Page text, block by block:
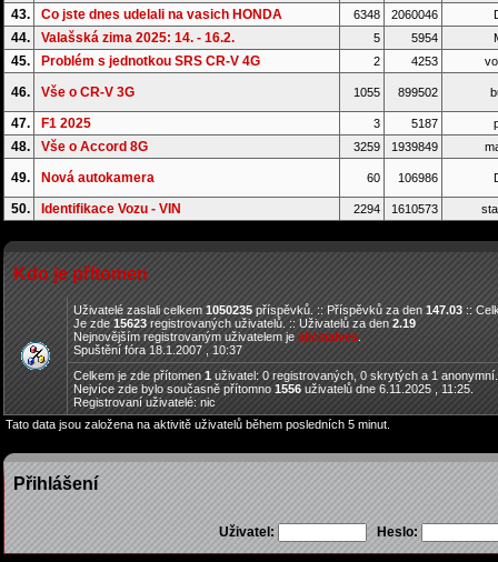
43. Co jste dnes udelali na vasich HONDA 6348 2060046
44. Valašská zima 2025: 14. - 16.2. 5 5954
45. Problém s jednotkou SRS CR-V 4G 2 4253
46. Vše o CR-V 3G 1055 899502
47. F1 2025 3 5187
48. Vše o Accord 8G 3259 1939849
49. Nová autokamera 60 106986
50. Identifikace Vozu - VIN 2294 1610573
Kdo je přítomen
Uživatelé zaslali celkem1050235příspěvků. :: Příspěvků za den147.03::
Je zde15623 registrovaných uživatelů. :: Uživatelů za den2.19
Nejnovějším registrovaným uživatelem jealiciaalves
Spuštění fóra 18.1.2007 , 10:37
Celkem je zde přítomen 1 uživatel: 0 registrovaných, 0 skrytých a 1
Nejvíce zde bylo současně přítomno 1556 uživatelů dne 6.11.2025 , 11:25.
Registrovaní uživatelé: nic
Tato data jsou založena na aktivitě uživatelů během posledních 5 minut.
Přihlášení
Uživatel: Heslo: